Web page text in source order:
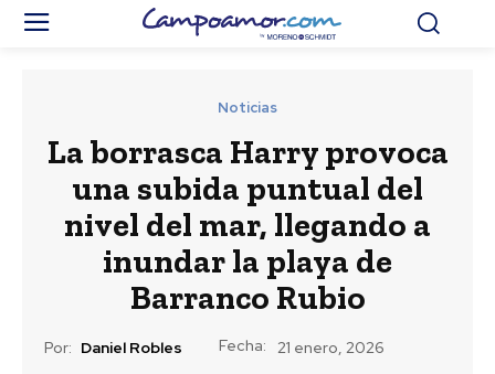
Noticias
La borrasca Harry provoca
una subida puntual del
nivel del mar, llegando a
inundar la playa de
Barranco Rubio
Por: Daniel Robles Fecha: 21 enero, 2026